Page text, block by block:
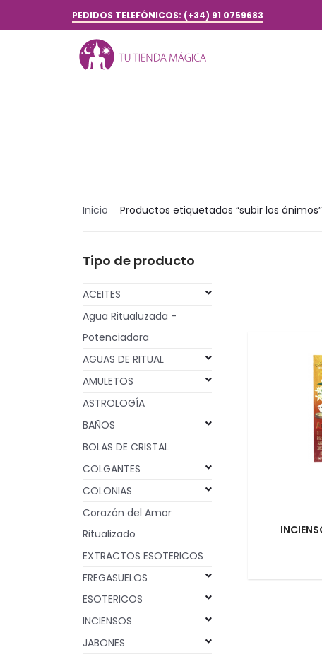
PEDIDOS TELEFÓNICOS: (+34) 91 0759683
Inicio Productos etiquetados “subir los ánimos”
Tipo de producto
ACEITES
Agua Ritualuzada -
Potenciadora
AGUAS DE RITUAL
AMULETOS
ASTROLOGÍA
BAÑOS
BOLAS DE CRISTAL
COLGANTES
COLONIAS
Corazón del Amor
Ritualizado
EXTRACTOS ESOTERICOS
FREGASUELOS
ESOTERICOS
INCIENSOS
JABONES